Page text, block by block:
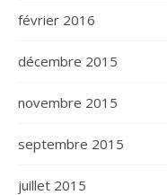
février 2016
décembre 2015
novembre 2015
septembre 2015
juillet 2015